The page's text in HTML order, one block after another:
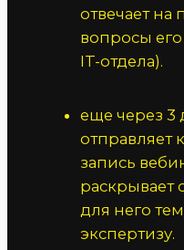
отвечает
вопросы
IT-отдела).
еще через 3
отправляет
запись
раскрывает
для него
экспертизу.